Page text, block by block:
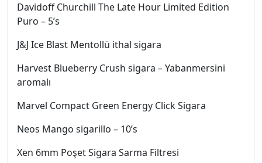
Davidoff Churchill The Late Hour Limited Edition
Puro – 5’s
J&J Ice Blast Mentollü ithal sigara
Harvest Blueberry Crush sigara – Yabanmersini
aromalı
Marvel Compact Green Energy Click Sigara
Neos Mango sigarillo – 10’s
Xen 6mm Poşet Sigara Sarma Filtresi